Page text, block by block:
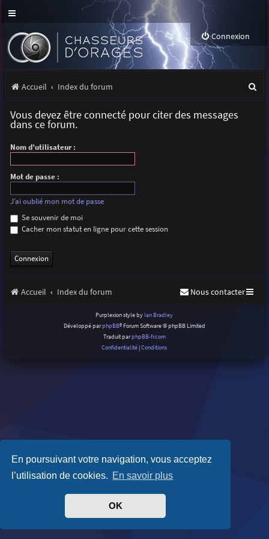
En poursuivant votre navigation, vous acceptez
l’utilisation de cookies. En savoir plus
OK
Connexion
Accueil Index du forum
Vous devez être connecté pour citer des messages
dans ce forum.
Nom d’utilisateur :
Mot de passe :
J’ai oublié mon mot de passe
Se souvenir de moi
Cacher mon statut en ligne pour cette session
Accueil Index du forum Nous contacter
Purplexion style by Ian Bradley
Développé parphpBB® Forum Software © phpBB Limited
Traduit parphpBB-fr.com
Confidentialité |Conditions